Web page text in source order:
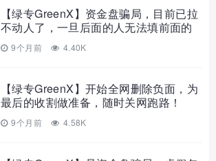
【绿专GreenX】资金盘骗局，目前已拉
不动人了，一旦后面的人无法填前面的
坑，也就随时会崩盘跑路！
9个月前 4.40K
【绿专GreenX】开始全网删除负面，为
最后的收割做准备，随时关网跑路！
9个月前 4.58K